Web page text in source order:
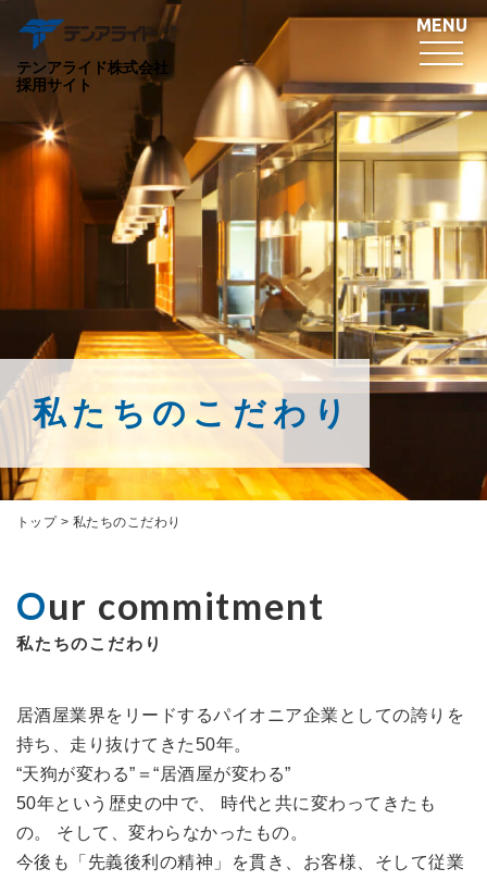
テンアライド株式会社
採用サイト
私たちのこだわり
トップ> 私たちのこだわり
Our commitment
私たちのこだわり
居酒屋業界をリードするパイオニア企業としての誇りを
持ち、走り抜けてきた50年。
“天狗が変わる”＝“居酒屋が変わる”
50年という歴史の中で、 時代と共に変わってきたも
の。 そして、変わらなかったもの。
今後も「先義後利の精神」を貫き、お客様、そして従業